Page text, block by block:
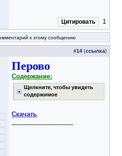
Цитировать 1
к этому сообщению
#14 (ссылка)
Перово
Содержание:
Щелкните, чтобы увидеть
содержимое
Скачать